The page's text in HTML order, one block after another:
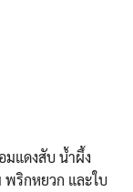
แดงสับ น้ำผึ้ง
พริกหยวก และใบ